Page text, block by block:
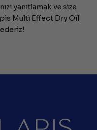
yanıtlamak ve size
Multi Effect Dry Oil